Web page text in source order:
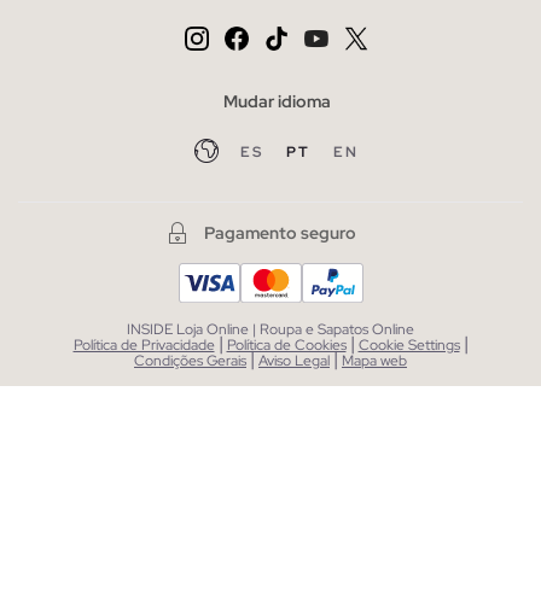
Mudar idioma
ES PT EN
Pagamento seguro
INSIDE Loja Online | Roupa e Sapatos Online
Política de Privacidade | Política de Cookies | Cookie Settings |
Condições Gerais|Aviso Legal| Mapa web